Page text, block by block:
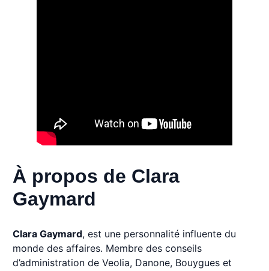
À propos de Clara
Gaymard
Clara Gaymard, est une personnalité influente du
monde des affaires. Membre des conseils
d’administration de Veolia, Danone, Bouygues et